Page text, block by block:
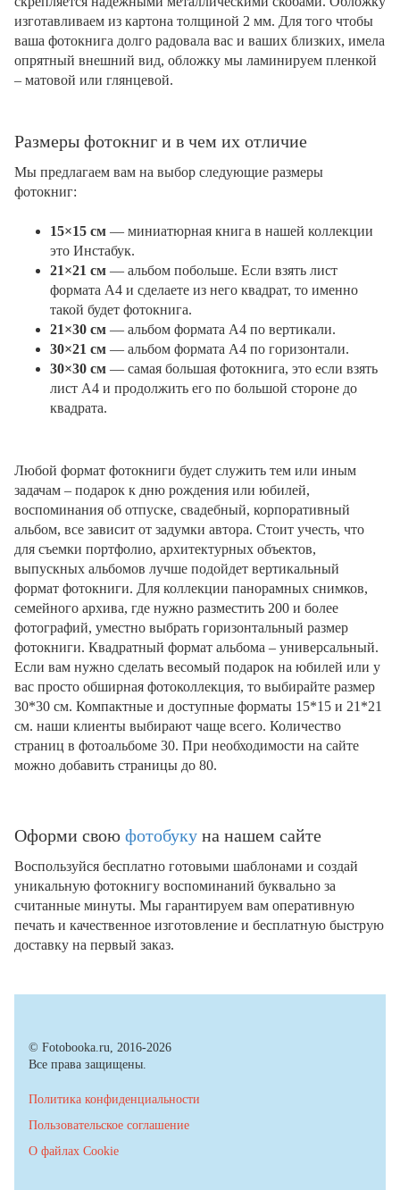
изготавливаем из картона толщиной 2 мм. Для того чтобы
ваша фотокнига долго радовала вас и ваших близких, имела
опрятный внешний вид, обложку мы ламинируем пленкой
– матовой или глянцевой.
Размеры фотокниг и в чем их отличие
Мы предлагаем вам на выбор следующие размеры
фотокниг:
15×15 см — миниатюрная книга в нашей коллекции
это Инстабук.
21×21 см — альбом побольше. Если взять лист
формата А4 и сделаете из него квадрат, то именно
такой будет фотокнига.
21×30 см — альбом формата А4 по вертикали.
30×21 см — альбом формата А4 по горизонтали.
30×30 см — самая большая фотокнига, это если взять
лист А4 и продолжить его по большой стороне до
квадрата.
Любой формат фотокниги будет служить тем или иным
задачам – подарок к дню рождения или юбилей,
воспоминания об отпуске, свадебный, корпоративный
альбом, все зависит от задумки автора. Стоит учесть, что
для съемки портфолио, архитектурных объектов,
выпускных альбомов лучше подойдет вертикальный
формат фотокниги. Для коллекции панорамных снимков,
семейного архива, где нужно разместить 200 и более
фотографий, уместно выбрать горизонтальный размер
фотокниги. Квадратный формат альбома – универсальный.
Если вам нужно сделать весомый подарок на юбилей или у
вас просто обширная фотоколлекция, то выбирайте размер
30*30 см. Компактные и доступные форматы 15*15 и 21*21
см. наши клиенты выбирают чаще всего. Количество
страниц в фотоальбоме 30. При необходимости на сайте
можно добавить страницы до 80.
Оформи свою фотобуку на нашем сайте
Воспользуйся бесплатно готовыми шаблонами и создай
уникальную фотокнигу воспоминаний буквально за
считанные минуты. Мы гарантируем вам оперативную
печать и качественное изготовление и бесплатную быструю
доставку на первый заказ.
© Fotobooka.ru, 2016-2026
Все права защищены.
Политика конфиденциальности
Пользовательское соглашение
О файлах Cookie